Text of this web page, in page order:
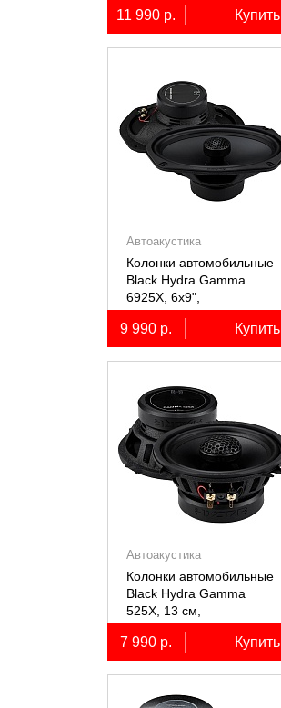
11 990 р. Купить
Автоакустика
Колонки автомобильные
Black Hydra Gamma
6925X, 6х9",
коаксиальные
двухполосные, 2 шт.
9 990 р. Купить
Автоакустика
Колонки автомобильные
Black Hydra Gamma
525X, 13 см,
коаксиальные
двухполосные, 2 шт.
7 990 р. Купить